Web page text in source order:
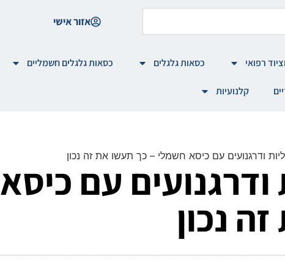
אזור אישי
רפואי כסאות גלגלים כסאות גלגלים חשמליים
קלנועיות
ודרגנועים עם כיסא חשמלי – כך תעשו את זה נכון
עם כיסא
נכון